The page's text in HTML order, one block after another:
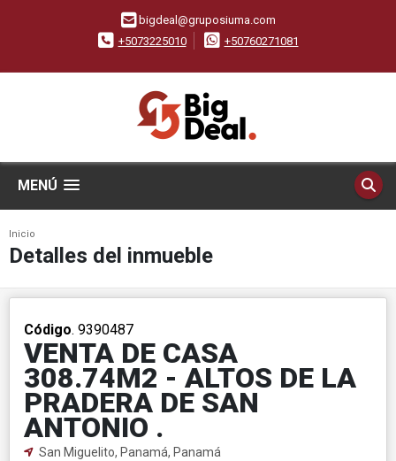
bigdeal@gruposiuma.com
+5073225010
+50760271081
MENÚ
Inicio
Detalles del inmueble
Código. 9390487
VENTA DE CASA
308.74M2 - ALTOS DE LA
PRADERA DE SAN
ANTONIO .
San Miguelito, Panamá, Panamá